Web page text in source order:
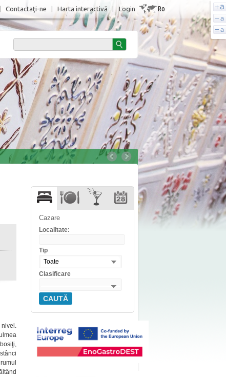
Login Ro
Contactaţi-ne Harta interactivă
nivel.
Cazare
Localitate:
Tip
Toate
Clasificare
CAUTĂ